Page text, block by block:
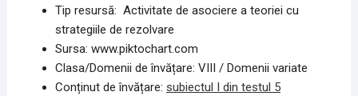
Tip resursă: Activitate de asociere a teoriei cu
strategiile de rezolvare
Sursa: www.piktochart.com
Clasa/Domenii de învățare: VIII / Domenii variate
Conținut de învățare: subiectul I din testul 5